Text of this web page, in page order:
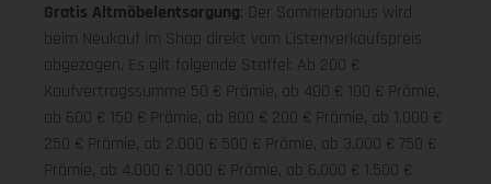
Gratis Altmöbelentsorgung: Der Sommerbonus wird
beim Neukauf im Shop direkt vom Listenverkaufspreis
abgezogen. Es gilt folgende Staffel: Ab 200 €
Kaufvertragssumme 50 € Prämie, ab 400 € 100 € Prämie,
ab 600 € 150 € Prämie, ab 800 € 200 € Prämie, ab 1.000 €
250 € Prämie, ab 2.000 € 500 € Prämie, ab 3.000 € 750 €
Prämie, ab 4.000 € 1.000 € Prämie, ab 6.000 € 1.500 €